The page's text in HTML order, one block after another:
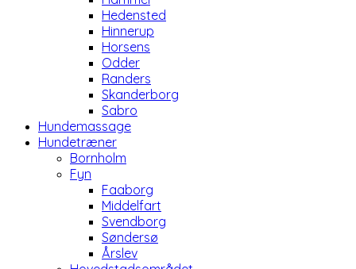
Hedensted
Hinnerup
Horsens
Odder
Randers
Skanderborg
Sabro
Hundemassage
Hundetræner
Bornholm
Fyn
Faaborg
Middelfart
Svendborg
Søndersø
Årslev